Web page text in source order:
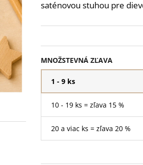
saténovou stuhou pre
MNOŽSTEVNÁ ZĽAVA
1 - 9 ks
10 - 19 ks = zľava 15 %
20 a viac ks = zľava 20 %
POHÁR NA ŠAMPANSKÉ - BALLET 310
ML S VLASTNÝM GRAVÍROVANÍM